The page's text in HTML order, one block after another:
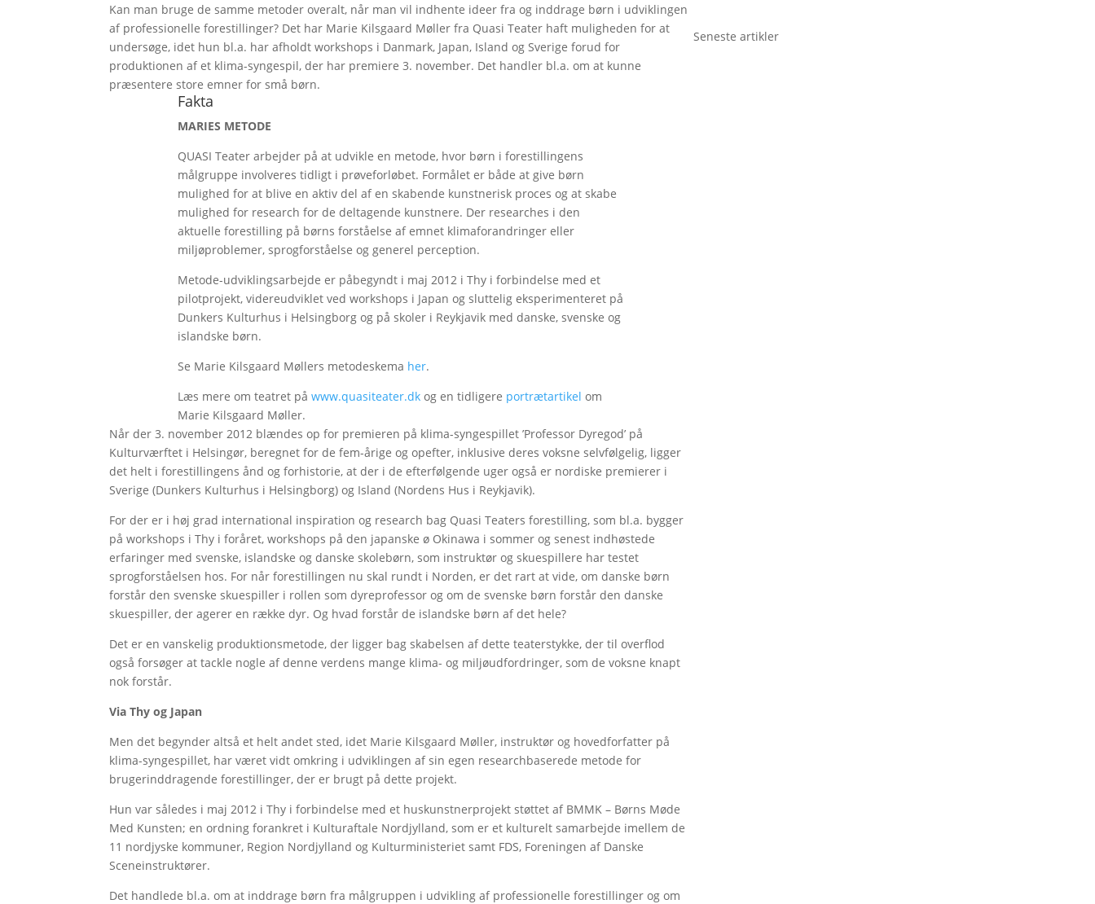
Kan man bruge de samme metoder overalt, når man vil indhente ideer fra og inddrage børn i udviklingen
af professionelle forestillinger? Det har Marie Kilsgaard Møller fra Quasi Teater haft muligheden for at
undersøge, idet hun bl.a. har afholdt workshops i Danmark, Japan, Island og Sverige forud for
produktionen af et klima-syngespil, der har premiere 3. november. Det handler bl.a. om at kunne
præsentere store emner for små børn.
Fakta
MARIES METODE
QUASI Teater arbejder på at udvikle en metode, hvor børn i forestillingens
målgruppe involveres tidligt i prøveforløbet. Formålet er både at give børn
mulighed for at blive en aktiv del af en skabende kunstnerisk proces og at skabe
mulighed for research for de deltagende kunstnere. Der researches i den
aktuelle forestilling på børns forståelse af emnet klimaforandringer eller
miljøproblemer, sprogforståelse og generel perception.
Metode-udviklingsarbejde er påbegyndt i maj 2012 i Thy i forbindelse med et
pilotprojekt, videreudviklet ved workshops i Japan og sluttelig eksperimenteret på
Dunkers Kulturhus i Helsingborg og på skoler i Reykjavik med danske, svenske og
islandske børn.
Se Marie Kilsgaard Møllers metodeskema her.
Læs mere om teatret på www.quasiteater.dkog en tidligere portrætartikel om
Marie Kilsgaard Møller.
Når der 3. november 2012 blændes op for premieren på klima-syngespillet ’Professor Dyregod’ på
Kulturværftet i Helsingør, beregnet for de fem-årige og opefter, inklusive deres voksne selvfølgelig, ligger
det helt i forestillingens ånd og forhistorie, at der i de efterfølgende uger også er nordiske premierer i
Sverige (Dunkers Kulturhus i Helsingborg) og Island (Nordens Hus i Reykjavik).
For der er i høj grad international inspiration og research bag Quasi Teaters forestilling, som bl.a. bygger
på workshops i Thy i foråret, workshops på den japanske ø Okinawa i sommer og senest indhøstede
erfaringer med svenske, islandske og danske skolebørn, som instruktør og skuespillere har testet
sprogforståelsen hos. For når forestillingen nu skal rundt i Norden, er det rart at vide, om danske børn
forstår den svenske skuespiller i rollen som dyreprofessor og om de svenske børn forstår den danske
skuespiller, der agerer en række dyr. Og hvad forstår de islandske børn af det hele?
Det er en vanskelig produktionsmetode, der ligger bag skabelsen af dette teaterstykke, der til overflod
også forsøger at tackle nogle af denne verdens mange klima- og miljøudfordringer, som de voksne knapt
nok forstår.
Via Thy og Japan
Men det begynder altså et helt andet sted, idet Marie Kilsgaard Møller, instruktør og hovedforfatter på
klima-syngespillet, har været vidt omkring i udviklingen af sin egen researchbaserede metode for
brugerinddragende forestillinger, der er brugt på dette projekt.
Hun var således i maj 2012 i Thy i forbindelse med et huskunstnerprojekt støttet af BMMK – Børns Møde
Med Kunsten; en ordning forankret i Kulturaftale Nordjylland, som er et kulturelt samarbejde imellem de
11 nordjyske kommuner, Region Nordjylland og Kulturministeriet samt FDS, Foreningen af Danske
Sceneinstruktører.
Det handlede bl.a. om at inddrage børn fra målgruppen i udvikling af professionelle forestillinger og om
Seneste artikler